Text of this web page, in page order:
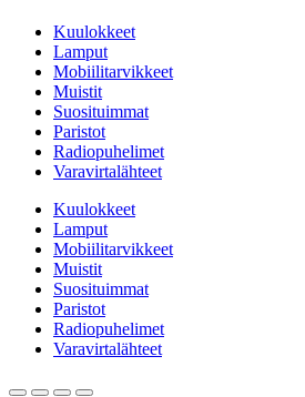
Kuulokkeet
Lamput
Mobiilitarvikkeet
Muistit
Suosituimmat
Paristot
Radiopuhelimet
Varavirtalähteet
Kuulokkeet
Lamput
Mobiilitarvikkeet
Muistit
Suosituimmat
Paristot
Radiopuhelimet
Varavirtalähteet